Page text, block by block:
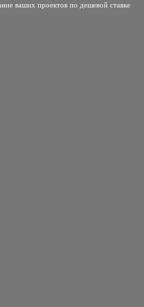
ваших проектов по дешевой ставке